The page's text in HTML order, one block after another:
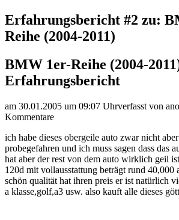
Erfahrungsbericht #2 zu:
Reihe (2004-2011)
BMW 1er-Reihe (2004-
Erfahrungsbericht
am 30.01.2005 um 09:07 Uhrverfasst von
Kommentare
ich habe dieses obergeile auto zwar nicht
probegefahren und ich muss sagen dass das
hat aber der rest von dem auto wirklich geil
120d mit vollausstattung beträgt rund 40,000
schön qualität hat ihren preis er ist natürlich
a klasse,golf,a3 usw. also kauft alle dieses